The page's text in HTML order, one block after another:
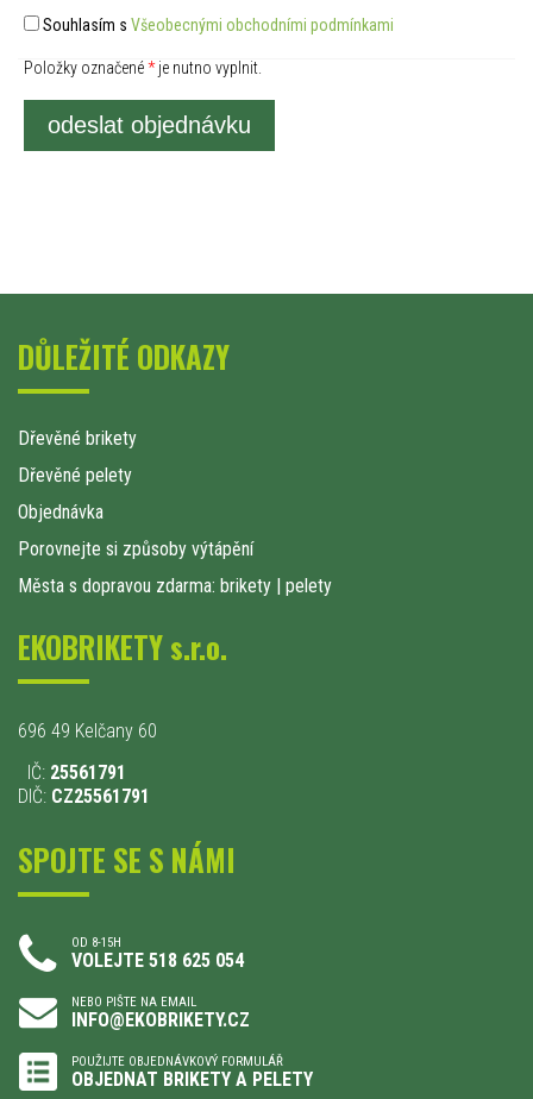
Souhlasím s Všeobecnými obchodními podmínkami
Položky označené*je nutno vyplnit.
odeslat objednávku
DŮLEŽITÉ ODKAZY
Dřevěné brikety
Dřevěné pelety
Objednávka
Porovnejte si způsoby výtápění
Města s dopravou zdarma: brikety | pelety
EKOBRIKETY s.r.o.
696 49 Kelčany 60
IČ: 25561791
DIČ: CZ25561791
SPOJTE SE S NÁMI
OD 8-15H
VOLEJTE 518 625 054
NEBO PIŠTE NA EMAIL
INFO@EKOBRIKETY.CZ
POUŽIJTE OBJEDNÁVKOVÝ FORMULÁŘ
OBJEDNAT BRIKETY A PELETY